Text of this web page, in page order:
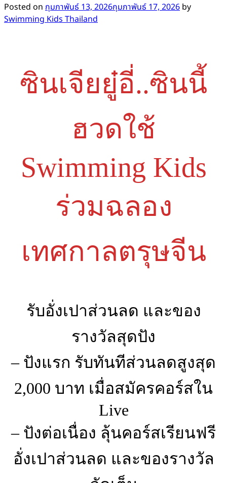
Posted on กุมภาพันธ์ 13, 2026กุมภาพันธ์ 17, 2026 by
Swimming Kids Thailand
ซินเจียยู๋อี่..ซินนี้
ฮวดใช้
Swimming Kids
ร่วมฉลอง
เทศกาลตรุษจีน
รับอั่งเปาส่วนลด และของ
รางวัลสุดปัง
– ปังแรก รับทันทีส่วนลดสูงสุด
2,000 บาท เมื่อสมัครคอร์สใน
Live
– ปังต่อเนื่อง ลุ้นคอร์สเรียนฟรี
อั่งเปาส่วนลด และของรางวัล